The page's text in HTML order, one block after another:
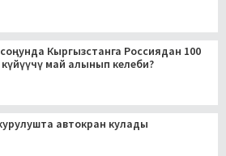
Кыргызстанга Россиядан 100
май алынып келеби?
автокран кулады